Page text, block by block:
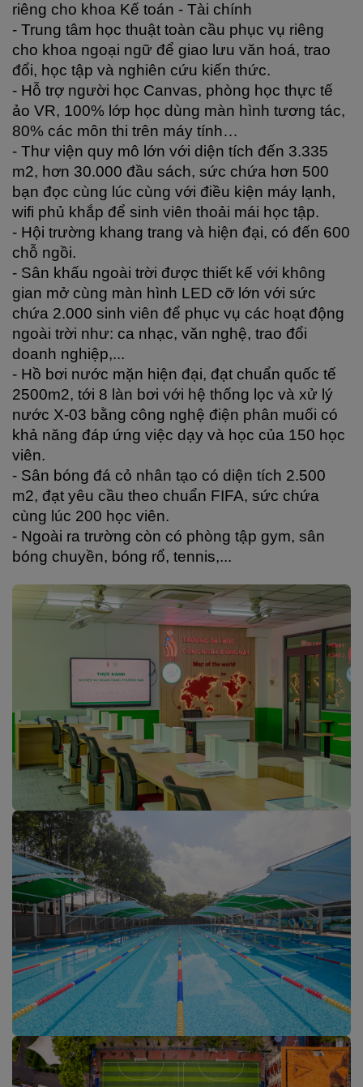
riêng cho khoa Kế toán - Tài chính
- Trung tâm học thuật toàn cầu phục vụ riêng
cho khoa ngoại ngữ để giao lưu văn hoá, trao
đổi, học tập và nghiên cứu kiến thức.
- Hỗ trợ người học Canvas, phòng học thực tế
ảo VR, 100% lớp học dùng màn hình tương tác,
80% các môn thi trên máy tính…
- Thư viện quy mô lớn với diện tích đến 3.335
m2, hơn 30.000 đầu sách, sức chứa hơn 500
bạn đọc cùng lúc cùng với điều kiện máy lạnh,
wifi phủ khắp để sinh viên thoải mái học tập.
- Hội trường khang trang và hiện đại, có đến 600
chỗ ngồi.
- Sân khấu ngoài trời được thiết kế với không
gian mở cùng màn hình LED cỡ lớn với sức
chứa 2.000 sinh viên để phục vụ các hoạt động
ngoài trời như: ca nhạc, văn nghệ, trao đổi
doanh nghiệp,...
- Hồ bơi nước mặn hiện đại, đạt chuẩn quốc tế
2500m2, tới 8 làn bơi với hệ thống lọc và xử lý
nước X-03 bằng công nghệ điện phân muối có
khả năng đáp ứng việc dạy và học của 150 học
viên.
- Sân bóng đá cỏ nhân tạo có diện tích 2.500
m2, đạt yêu cầu theo chuẩn FIFA, sức chứa
cùng lúc 200 học viên.
- Ngoài ra trường còn có phòng tập gym, sân
bóng chuyền, bóng rổ, tennis,...